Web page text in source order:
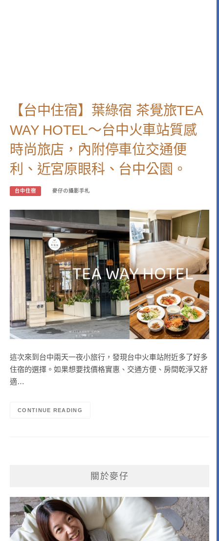
【台中住宿】葉綠宿 茶覺旅TEA
WAY HOTEL～台中火車站質感
時尚旅店，內附停車位交通便
利、近宮原眼科、台中公園。
台中住宿 麥仔の攝影手札
這次來到台中兩天一夜小旅行，發現台中火車站附近多了好多
住宿的選擇。如果想要找價格實惠、交通方便、房間乾淨又舒
適…
CONTINUE READING
關於麥仔